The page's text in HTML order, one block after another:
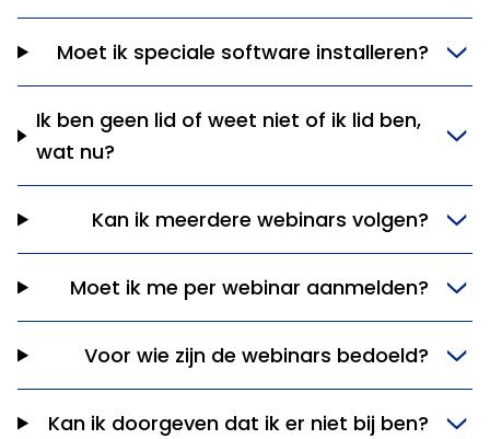
Moet ik speciale software installeren?
Ik ben geen lid of weet niet of ik lid ben,
wat nu?
Kan ik meerdere webinars volgen?
Moet ik me per webinar aanmelden?
Voor wie zijn de webinars bedoeld?
Kan ik doorgeven dat ik er niet bij ben?